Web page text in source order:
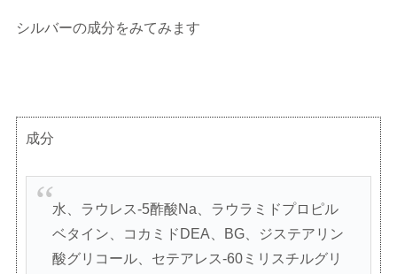
シルバーの成分をみてみます
成分
水、ラウレス-5酢酸Na、ラウラミドプロピル
ベタイン、コカミドDEA、BG、ジステアリン
酸グリコール、セテアレス-60ミリスチルグリ